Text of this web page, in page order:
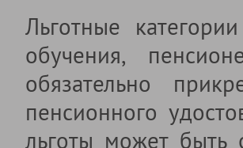
Льготные
обучения,
обязательно
пенсионного
льготы может быть